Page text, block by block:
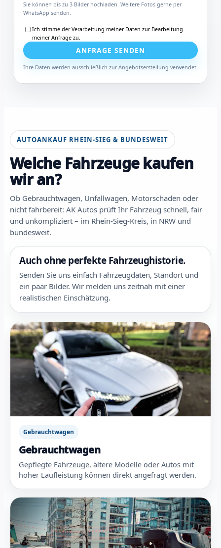
Sie können bis zu 3 Bilder hochladen. Weitere Fotos gerne per
WhatsApp senden.
Ich stimme der Verarbeitung meiner Daten zur Bearbeitung
meiner Anfrage zu.
ANFRAGE SENDEN
Ihre Daten werden ausschließlich zur Angebotserstellung verwendet.
AUTOANKAUF RHEIN-SIEG & BUNDESWEIT
Welche Fahrzeuge kaufen
wir an?
Ob Gebrauchtwagen, Unfallwagen, Motorschaden oder
nicht fahrbereit: AK Autos prüft Ihr Fahrzeug schnell, fair
und unkompliziert – im Rhein-Sieg-Kreis, in NRW und
bundesweit.
Auch ohne perfekte Fahrzeughistorie.
Senden Sie uns einfach Fahrzeugdaten, Standort und
ein paar Bilder. Wir melden uns zeitnah mit einer
realistischen Einschätzung.
Gebrauchtwagen
Gebrauchtwagen
Gepflegte Fahrzeuge, ältere Modelle oder Autos mit
hoher Laufleistung können direkt angefragt werden.